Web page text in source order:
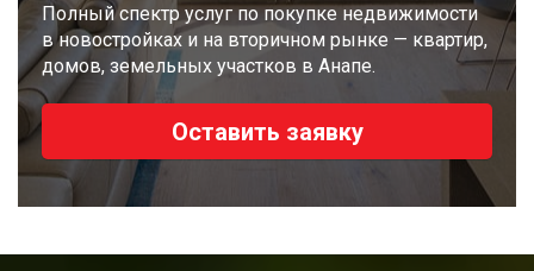
Полный спектр услуг по покупке недвижимости
в новостройках и на вторичном рынке — квартир,
домов, земельных участков в Анапе.
Оставить заявку